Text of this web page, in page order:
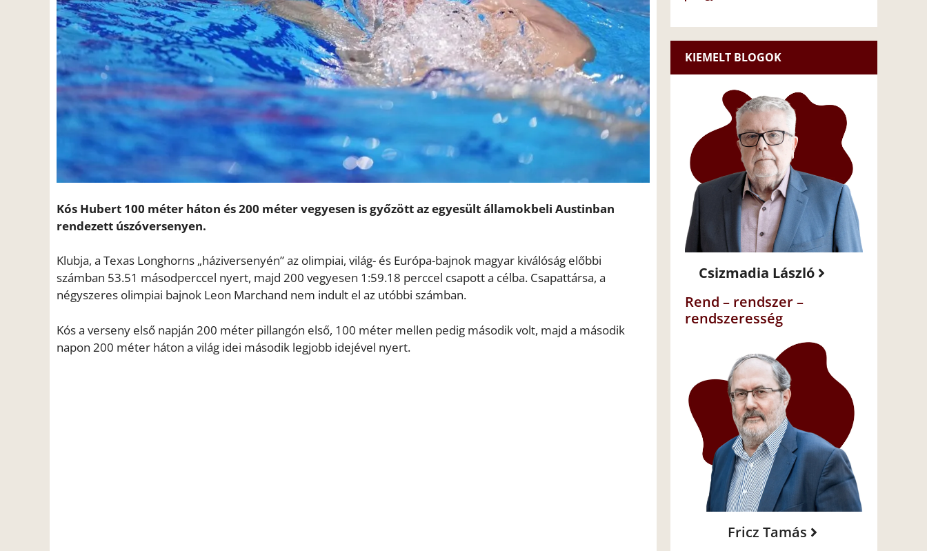
Kós Hubert 100 méter háton és 200 méter vegyesen is győzött az egyesült államokbeli Austinban
rendezett úszóversenyen.
Klubja, a Texas Longhorns „háziversenyén” az olimpiai, világ- és Európa-bajnok magyar kiválóság előbbi
számban 53.51 másodperccel nyert, majd 200 vegyesen 1:59.18 perccel csapott a célba. Csapattársa, a
négyszeres olimpiai bajnok Leon Marchand nem indult el az utóbbi számban.
Kós a verseny első napján 200 méter pillangón első, 100 méter mellen pedig második volt, majd a második
napon 200 méter háton a világ idei második legjobb idejével nyert.
KIEMELT BLOGOK
Csizmadia László
Rend – rendszer –
rendszeresség
Fricz Tamás